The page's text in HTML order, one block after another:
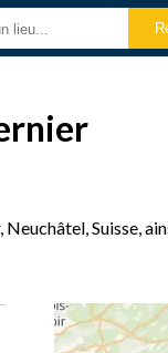
Suisse,